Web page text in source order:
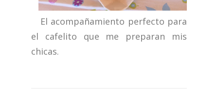
El acompañamiento perfecto para
el cafelito que me preparan mis
chicas.